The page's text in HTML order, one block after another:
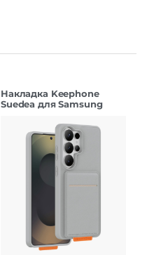
Накладка Keephone
Suedea для Samsung